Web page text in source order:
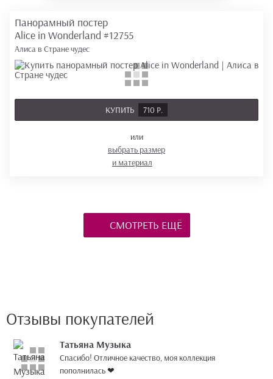
Панорамный постер
Alice in Wonderland #12755
Алиса в Стране чудес
КУПИТЬ 710 Р.
или
выбрать размер
и материал
СМОТРЕТЬ ЕЩЁ
Отзывы покупателей
Татьяна Музыка
Спасибо! Отличное качество, моя коллекция
пополнилась ❤